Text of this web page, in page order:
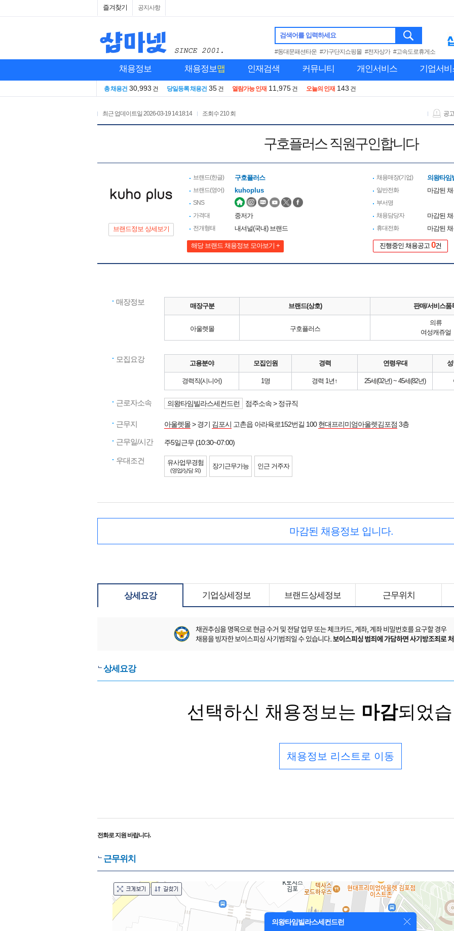
즐겨찾기 공지사항
검색어를 입력하세요
#동대문패션타운 #가구단지쇼핑몰 #전자상가 #고속도로휴게소
채용정보 채용정보맵 인재검색 커뮤니티 개인서비스 기업서비
총 채용건 30,993 건 당일등록 채용건 35 건 열람가능 인재 11,975 건 오늘의 인재 143 건
최근 업데이트일 2026-03-19 14:18:14 조회수210 회 공
구호플러스 직원구인합니다
브랜드정보 상세보기
브랜드(한글) 구호플러스
브랜드(영어) kuhoplus
SNS
가격대
중저가
전개형태 내셔널(국내) 브랜드
해당 브랜드 채용정보 모아보기 +
채용매장(기업) 의왕타임
일반전화 마감된
부서명
채용담당자
마감된
휴대전화 마감된
진행중인 채용공고 0건
매장정보 매장구분 브랜드(상호) 판매/서비스품
아울렛몰 구호플러스
의류
여성캐쥬얼
모집요강 고용분야 모집인원 경력 연령우대
경력직(시니어) 1명 경력 1년↑ 25세(02년) ~ 45세(82년)
근로자소속 의왕타임빌라스세컨드런 점주소속 > 정규직
근무지 아울렛몰> 경기 김포시 고촌읍 아라육로152번길 100현대프리미엄아울렛김포점 3층
근무일/시간 주5일근무 (10:30~07:00)
우대조건 유사업무경험
(영업/상담 외)
장기근무가능 인근 거주자
마감된 채용정보 입니다.
상세요강 기업상세정보 브랜드상세정보 근무위치
상세요강
선택하신 채용정보는 마감되었
채용정보 리스트로 이동
전화로 지원 바랍니다.
근무위치
의왕타임빌라스세컨드런